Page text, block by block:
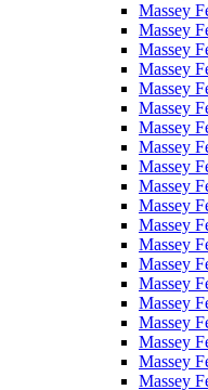
Massey
Massey
Massey
Massey
Massey
Massey
Massey
Massey
Massey
Massey
Massey
Massey
Massey
Massey
Massey
Massey
Massey
Massey
Massey
Massey